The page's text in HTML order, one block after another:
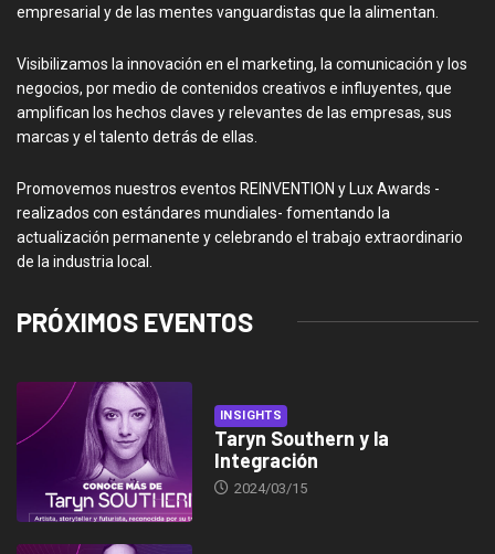
empresarial y de las mentes vanguardistas que la alimentan.
Visibilizamos la innovación en el marketing, la comunicación y los
negocios, por medio de contenidos creativos e influyentes, que
amplifican los hechos claves y relevantes de las empresas, sus
marcas y el talento detrás de ellas.
Promovemos nuestros eventos REINVENTION y Lux Awards -
realizados con estándares mundiales- fomentando la
actualización permanente y celebrando el trabajo extraordinario
de la industria local.
PRÓXIMOS EVENTOS
INSIGHTS
Taryn Southern y la
Integración
2024/03/15